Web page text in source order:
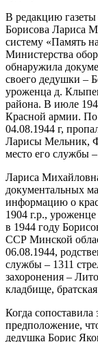
В редакцию газеты
Борисова Лариса
систему «Память
Министерства
обнаружила
своего дедушки –
уроженца д.
района. В июле
Красной армии. По
04.08.1944 г,
Ларисы Мельник,
место его службы
Лариса
документальных
информацию о
1904 г.р.,
в 1944 году
ССР Минской
06.08.1944,
службы – 1311
захоронения –
кладбище,
Когда
предположение,
дедушка Борис